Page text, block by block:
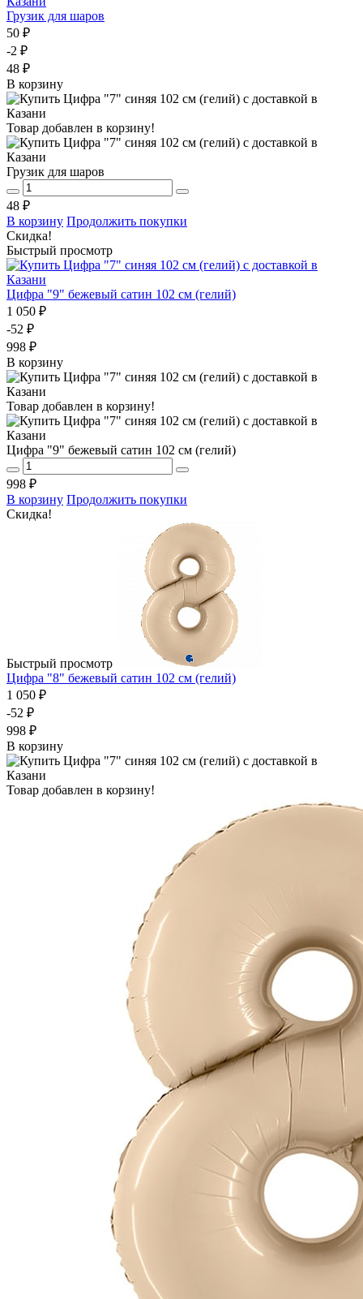
Грузик для шаров
50 ₽
-2 ₽
48 ₽
В корзину
Товар добавлен в корзину!
Грузик для шаров
48 ₽
В корзину Продолжить покупки
Скидка!
Быстрый просмотр
Цифра "9" бежевый сатин 102 см (гелий)
1 050 ₽
-52 ₽
998 ₽
В корзину
Товар добавлен в корзину!
Цифра "9" бежевый сатин 102 см (гелий)
998 ₽
В корзину Продолжить покупки
Скидка!
Быстрый просмотр
Цифра "8" бежевый сатин 102 см (гелий)
1 050 ₽
-52 ₽
998 ₽
В корзину
Товар добавлен в корзину!